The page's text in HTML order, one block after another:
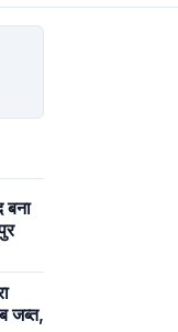
बना
जब्त,